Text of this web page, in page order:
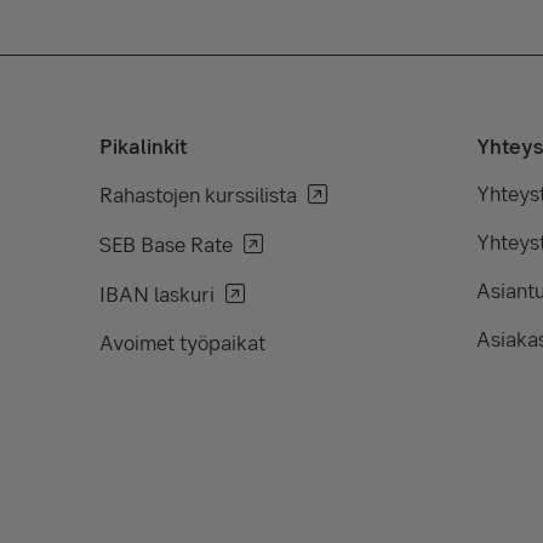
Pikalinkit
Rahastojen kurssilista
SEB Base Rate
IBAN laskuri
Avoimet työpaikat